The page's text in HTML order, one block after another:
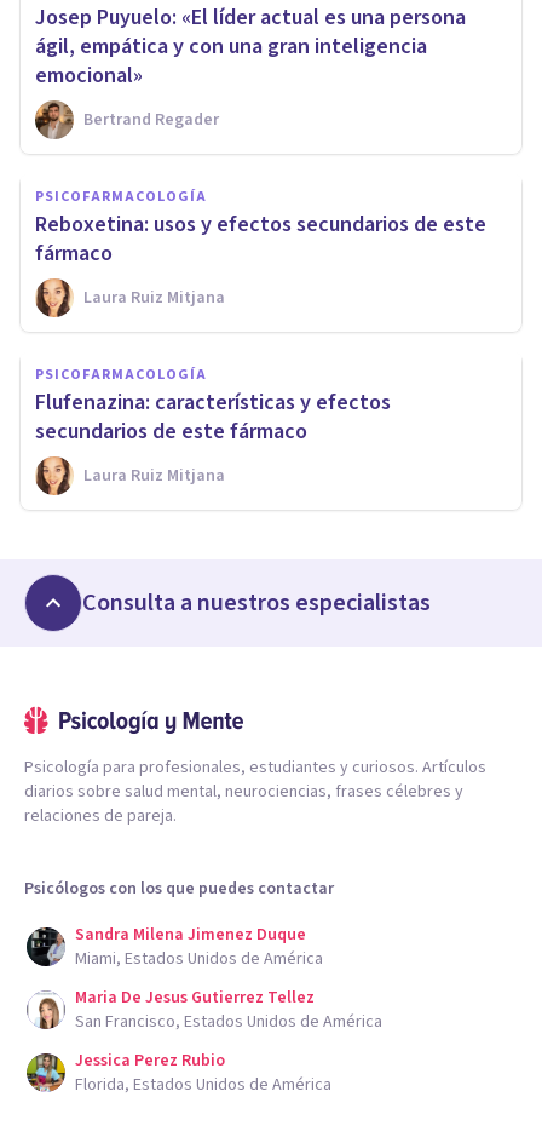
Josep Puyuelo: «El líder actual es una persona
ágil, empática y con una gran inteligencia
emocional»
Bertrand Regader
PSICOFARMACOLOGÍA
Reboxetina: usos y efectos secundarios de este
fármaco
Laura Ruiz Mitjana
PSICOFARMACOLOGÍA
Flufenazina: características y efectos
secundarios de este fármaco
Laura Ruiz Mitjana
Consulta a nuestros especialistas
Psicología para profesionales, estudiantes y curiosos. Artículos
diarios sobre salud mental, neurociencias, frases célebres y
relaciones de pareja.
Psicólogos con los que puedes contactar
Sandra Milena Jimenez Duque
Miami, Estados Unidos de América
Maria De Jesus Gutierrez Tellez
San Francisco, Estados Unidos de América
Jessica Perez Rubio
Florida, Estados Unidos de América